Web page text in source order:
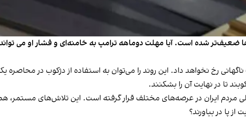
ها ضعیف‌تر شده است. آيا مهلت دوماهه ترامپ به خامنه‌ای و فشار او می
رخ نخواهد داد. این روند را می‌توان به استفاده از دژکوب در
تا در نهایت آن را بشکنند.
مردم ایران در عرصه‌های مختلف قرار گرفته است. این تلاش‌های مستمر،
پا در بیاورند؟